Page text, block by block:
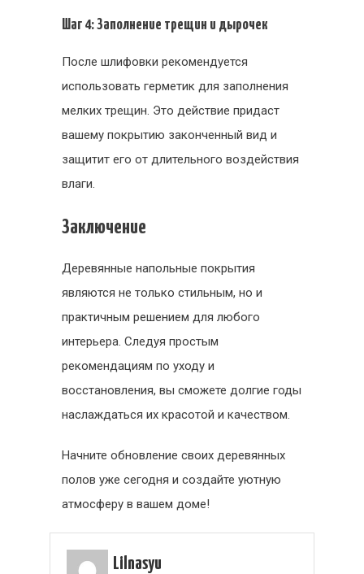
Шаг 4: Заполнение трещин и дырочек
После шлифовки рекомендуется
использовать герметик для заполнения
мелких трещин. Это действие придаст
вашему покрытию законченный вид и
защитит его от длительного воздействия
влаги.
Заключение
Деревянные напольные покрытия
являются не только стильным, но и
практичным решением для любого
интерьера. Следуя простым
рекомендациям по уходу и
восстановления, вы сможете долгие годы
наслаждаться их красотой и качеством.
Начните обновление своих деревянных
полов уже сегодня и создайте уютную
атмосферу в вашем доме!
Lilnasyu